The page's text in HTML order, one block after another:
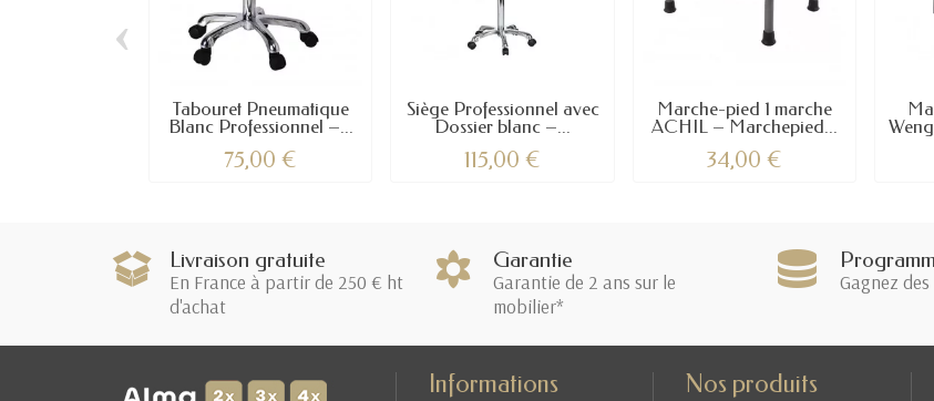
Tabouret Pneumatique
Blanc Professionnel –...
75,00 €
Siège Professionnel avec
Dossier blanc –...
115,00 €
Marche-pied 1 marche
ACHIL – Marchepied...
34,00 €
‹
Livraison gratuite
En France à partir de 250 € ht
d'achat
Garantie
Garantie de 2 ans sur le
mobilier*
Gagnez
Informations Nos produits